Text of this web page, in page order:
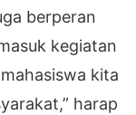
berperan
kegiatan
kita
harap